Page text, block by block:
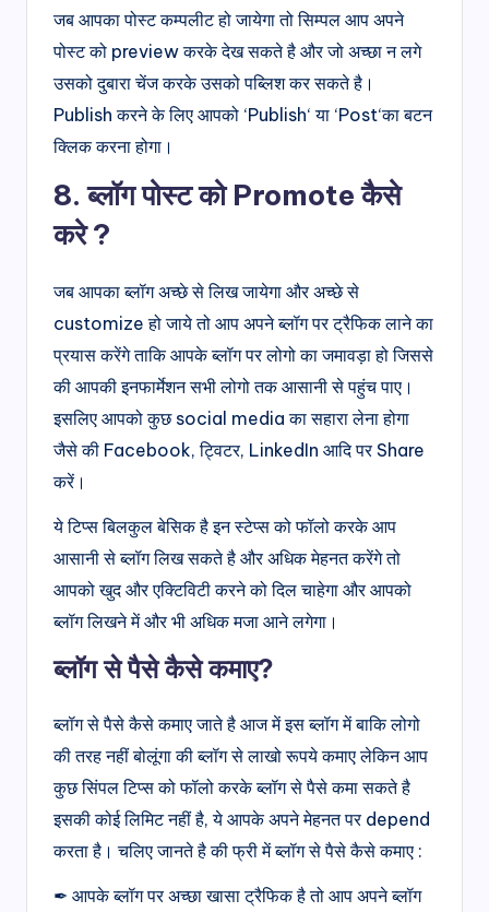
जब आपका पोस्ट कम्पलीट हो जायेगा तो सिम्पल आप अपने
पोस्ट को preview करके देख सकते है और जो अच्छा न लगे
उसको दुबारा चेंज करके उसको पब्लिश कर सकते है।
Publish करने के लिए आपको ‘Publish‘ या ‘Post‘का बटन
क्लिक करना होगा।
8. ब्लॉग पोस्ट को Promote कैसे
करे?
जब आपका ब्लॉग अच्छे से लिख जायेगा और अच्छे से
customize हो जाये तो आप अपने ब्लॉग पर ट्रैफिक लाने का
प्रयास करेंगे ताकि आपके ब्लॉग पर लोगो का जमावड़ा हो जिससे
की आपकी इनफार्मेशन सभी लोगो तक आसानी से पहुंच पाए।
इसलिए आपको कुछ social media का सहारा लेना होगा
जैसे की Facebook, ट्विटर, LinkedIn आदि पर Share
करें।
ये टिप्स बिलकुल बेसिक है इन स्टेप्स को फॉलो करके आप
आसानी से ब्लॉग लिख सकते है और अधिक मेहनत करेंगे तो
आपको खुद और एक्टिविटी करने को दिल चाहेगा और आपको
ब्लॉग लिखने में और भी अधिक मजा आने लगेगा।
ब्लॉग से पैसे कैसे कमाए?
ब्लॉग से पैसे कैसे कमाए जाते है आज में इस ब्लॉग में बाकि लोगो
की तरह नहीं बोलूंगा की ब्लॉग से लाखो रूपये कमाए लेकिन आप
कुछ सिंपल टिप्स को फॉलो करके ब्लॉग से पैसे कमा सकते है
इसकी कोई लिमिट नहीं है, ये आपके अपने मेहनत पर depend
करता है। चलिए जानते है की फ्री में ब्लॉग से पैसे कैसे कमाए :
✒ आपके ब्लॉग पर अच्छा खासा ट्रैफिक है तो आप अपने ब्लॉग